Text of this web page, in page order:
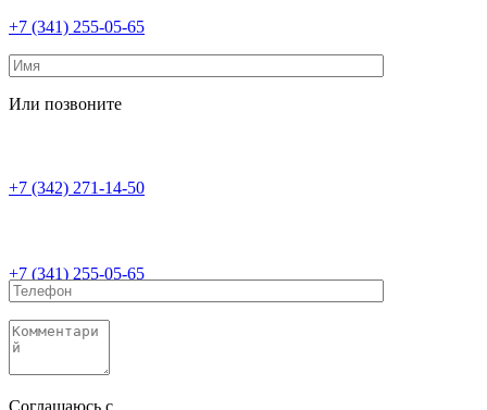
+7 (341) 255-05-65
Или позвоните
+7 (342) 271-14-50
+7 (341) 255-05-65
Соглашаюсь с